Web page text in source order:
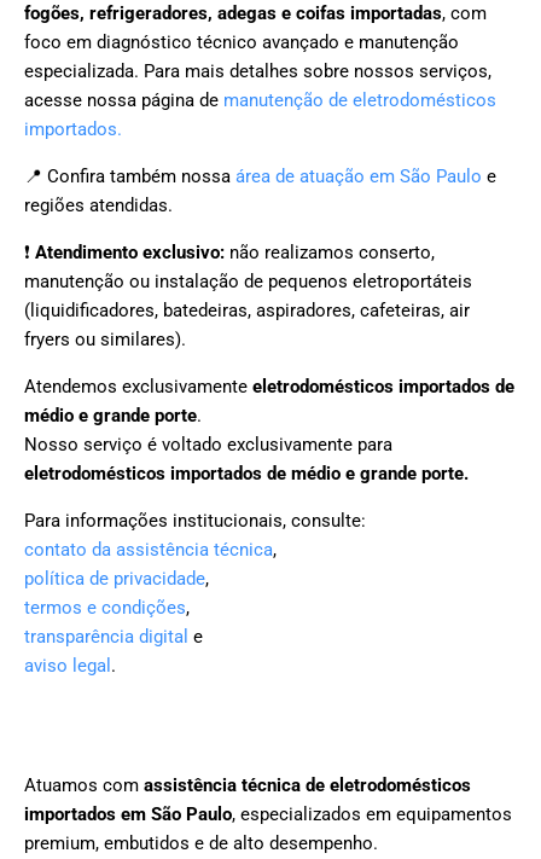
fogões, refrigeradores, adegas e coifas importadas, com
foco em diagnóstico técnico avançado e manutenção
especializada. Para mais detalhes sobre nossos serviços,
acesse nossa página de manutenção de eletrodomésticos
importados.
📍 Confira também nossa área de atuação em São Paulo e
regiões atendidas.
❗ Atendimento exclusivo: não realizamos conserto,
manutenção ou instalação de pequenos eletroportáteis
(liquidificadores, batedeiras, aspiradores, cafeteiras, air
fryers ou similares).
Atendemos exclusivamente eletrodomésticos importados de
médio e grande porte.
Nosso serviço é voltado exclusivamente para
eletrodomésticos importados de médio e grande porte.
Para informações institucionais, consulte:
contato da assistência técnica,
política de privacidade,
termos e condições,
transparência digital e
aviso legal .
Atuamos com assistência técnica de eletrodomésticos
importados em São Paulo, especializados em equipamentos
premium, embutidos e de alto desempenho.